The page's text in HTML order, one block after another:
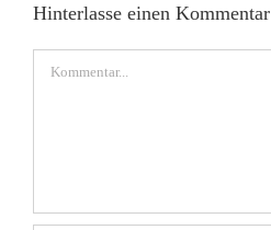
Hinterlasse einen Kommentar